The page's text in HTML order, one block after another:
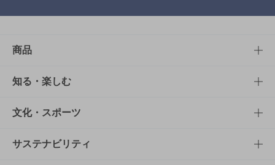
商品
商品TOP
商品一覧
商品発売情報
知る・楽しむ
知る・楽しむTOP
キャンペーン
文化・スポーツ
文化・スポーツTOP
サステナビリティ